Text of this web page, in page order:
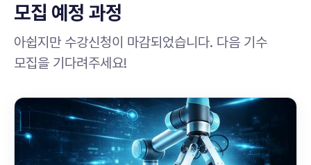
모집 예정 과정
아쉽지만 수강신청이 마감되었습니다. 다음 기수
모집을 기다려주세요!